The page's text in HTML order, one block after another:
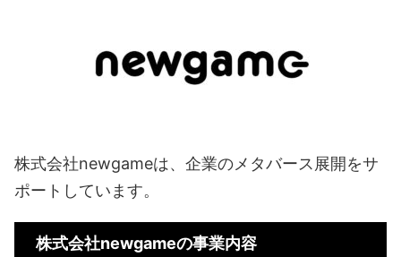
株式会社newgameは、企業のメタバース展開をサ
ポートしています。
株式会社newgameの事業内容